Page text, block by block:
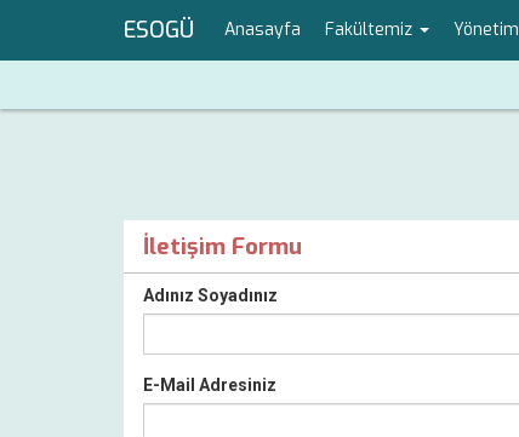
ESOGÜ Anasayfa Fakültemiz Yönetim
İletişim Formu
Adınız Soyadınız
E-Mail Adresiniz